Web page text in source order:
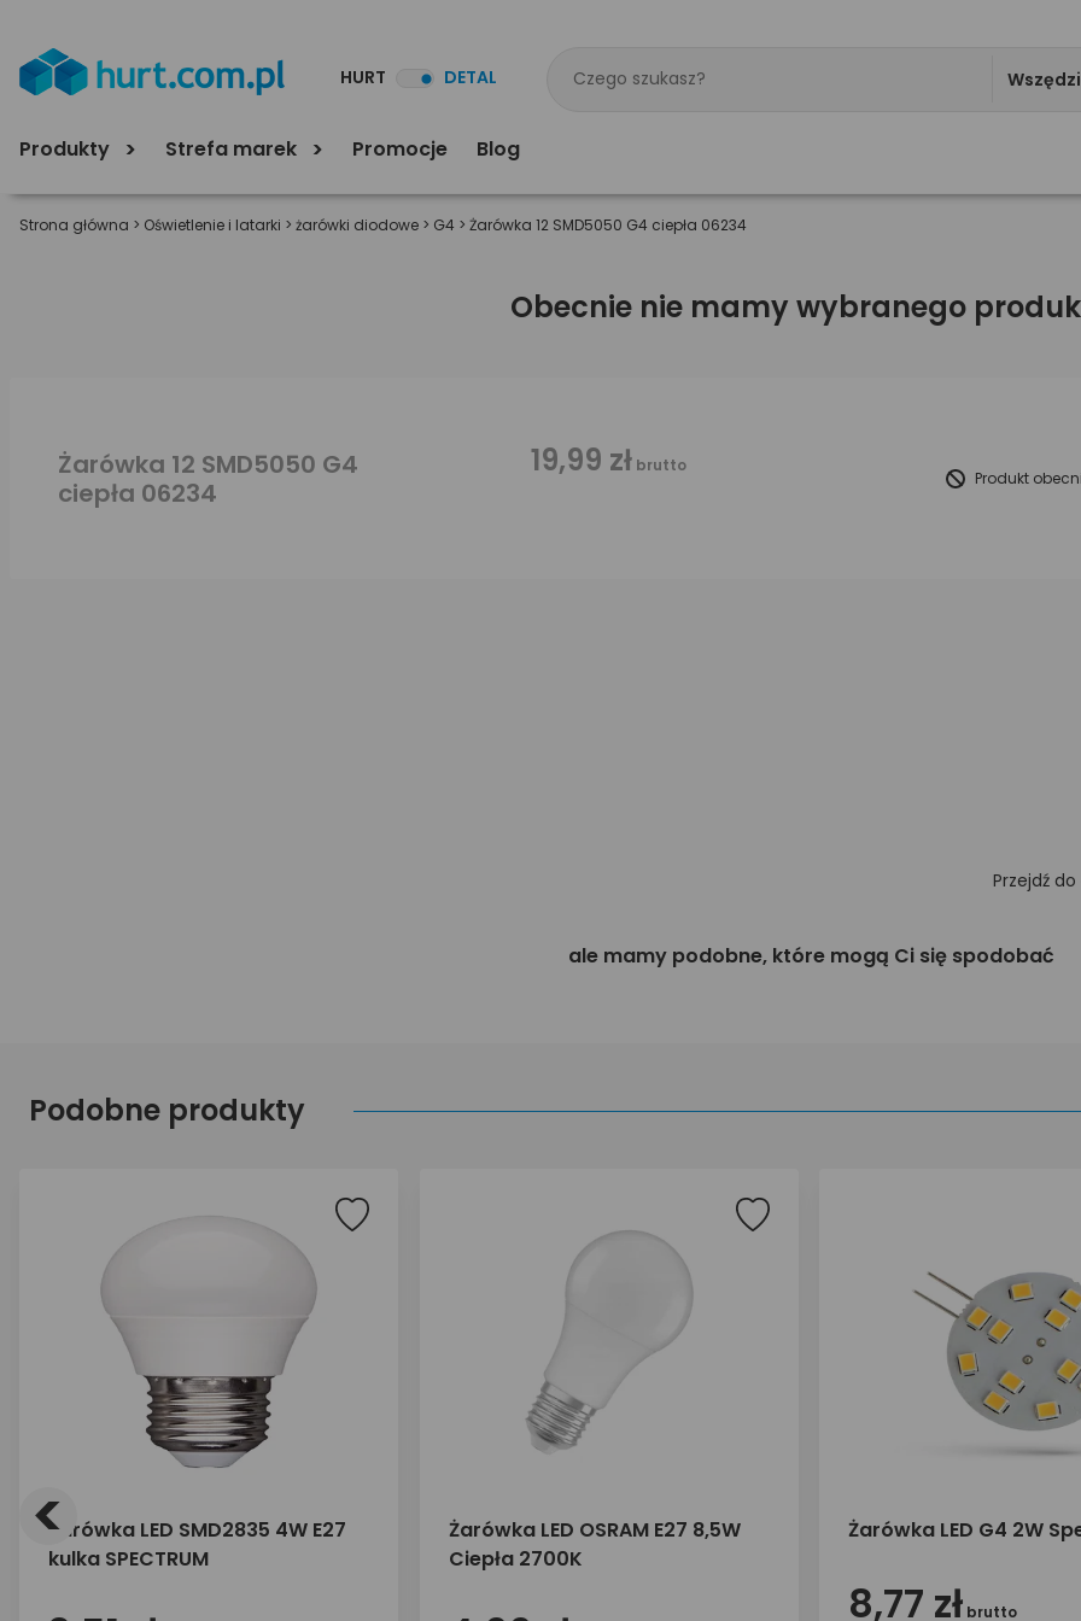
HURT DETAL
Produkty Strefa marek Promocje Blog
Strona główna > Oświetlenie i latarki > żarówki diodowe > G4 > Żarówka 12 SMD5050 G4 ciepła 06234
Obecnie nie mamy wybranego
Żarówka 12 SMD5050 G4
ciepła 06234
19,99 zł brutto
Produkt
Przejdź do
ale mamy podobne, które mogą Ci się spodobać
Podobne produkty
Żarówka LED SMD2835 4W E27
kulka SPECTRUM
Żarówka LED OSRAM E27 8,5W
Ciepła 2700K
Żarówka LED G4 2W
8,77 zł brutto
<